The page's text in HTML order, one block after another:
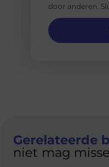
door anderen.
Gerelateerde
niet mag